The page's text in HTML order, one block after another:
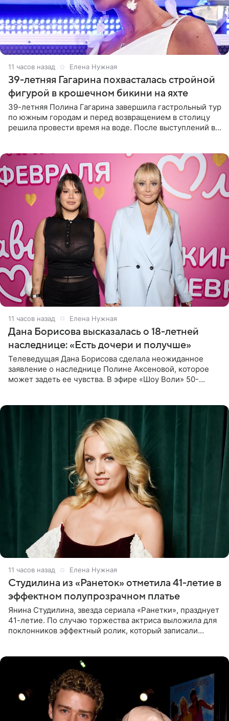
11 часов назад Елена Нужная
39-летняя Гагарина похвасталась стройной
фигурой в крошечном бикини на яхте
39-летняя Полина Гагарина завершила гастрольный тур
по южным городам и перед возвращением в столицу
решила провести время на воде. После выступлений в
11 часов назад Елена Нужная
Дана Борисова высказалась о 18-летней
наследнице: «Есть дочери и получше»
Телеведущая Дана Борисова сделала неожиданное
заявление о наследнице Полине Аксеновой, которое
может задеть ее чувства. В эфире «Шоу Воли» 50-
11 часов назад Елена Нужная
Студилина из «Ранеток» отметила 41-летие в
эффектном полупрозрачном платье
Янина Студилина, звезда сериала «Ранетки», празднует
41-летие. По случаю торжества актриса выложила для
поклонников эффектный ролик, который записали